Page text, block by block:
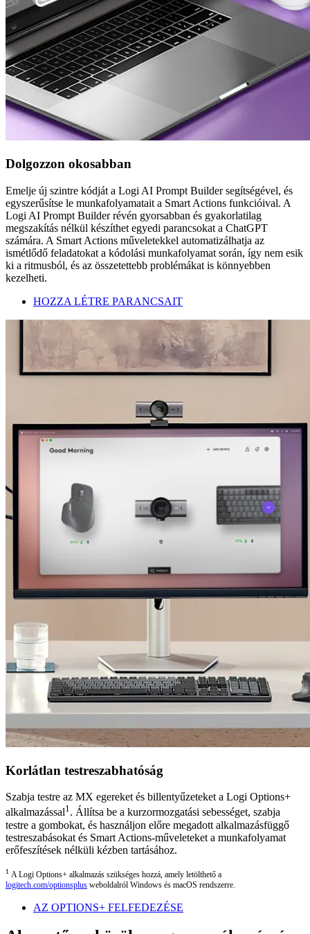
Dolgozzon okosabban
Emelje új szintre kódját a Logi AI Prompt Builder segítségével, és
egyszerűsítse le munkafolyamatait a Smart Actions funkcióival. A
Logi AI Prompt Builder révén gyorsabban és gyakorlatilag
megszakítás nélkül készíthet egyedi parancsokat a ChatGPT
számára. A Smart Actions műveletekkel automatizálhatja az
ismétlődő feladatokat a kódolási munkafolyamat során, így nem esik
ki a ritmusból, és az összetettebb problémákat is könnyebben
kezelheti.
HOZZA LÉTRE PARANCSAIT
Korlátlan testreszabhatóság
Szabja testre az MX egereket és billentyűzeteket a Logi Options+
alkalmazással1. Állítsa be a kurzormozgatási sebességet, szabja
testre a gombokat, és használjon előre megadott alkalmazásfüggő
testreszabásokat és Smart Actions-műveleteket a munkafolyamat
erőfeszítések nélküli kézben tartásához.
1 A Logi Options+ alkalmazás szükséges hozzá, amely letölthető a
logitech.com/optionsplus weboldalról Windows és macOS rendszerre.
AZ OPTIONS+ FELFEDEZÉSE